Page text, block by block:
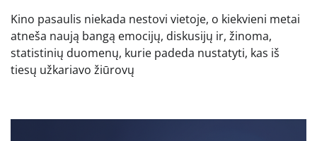
Kino pasaulis niekada nestovi vietoje, o kiekvieni metai
atneša naują bangą emocijų, diskusijų ir, žinoma,
statistinių duomenų, kurie padeda nustatyti, kas iš
tiesų užkariavo žiūrovų